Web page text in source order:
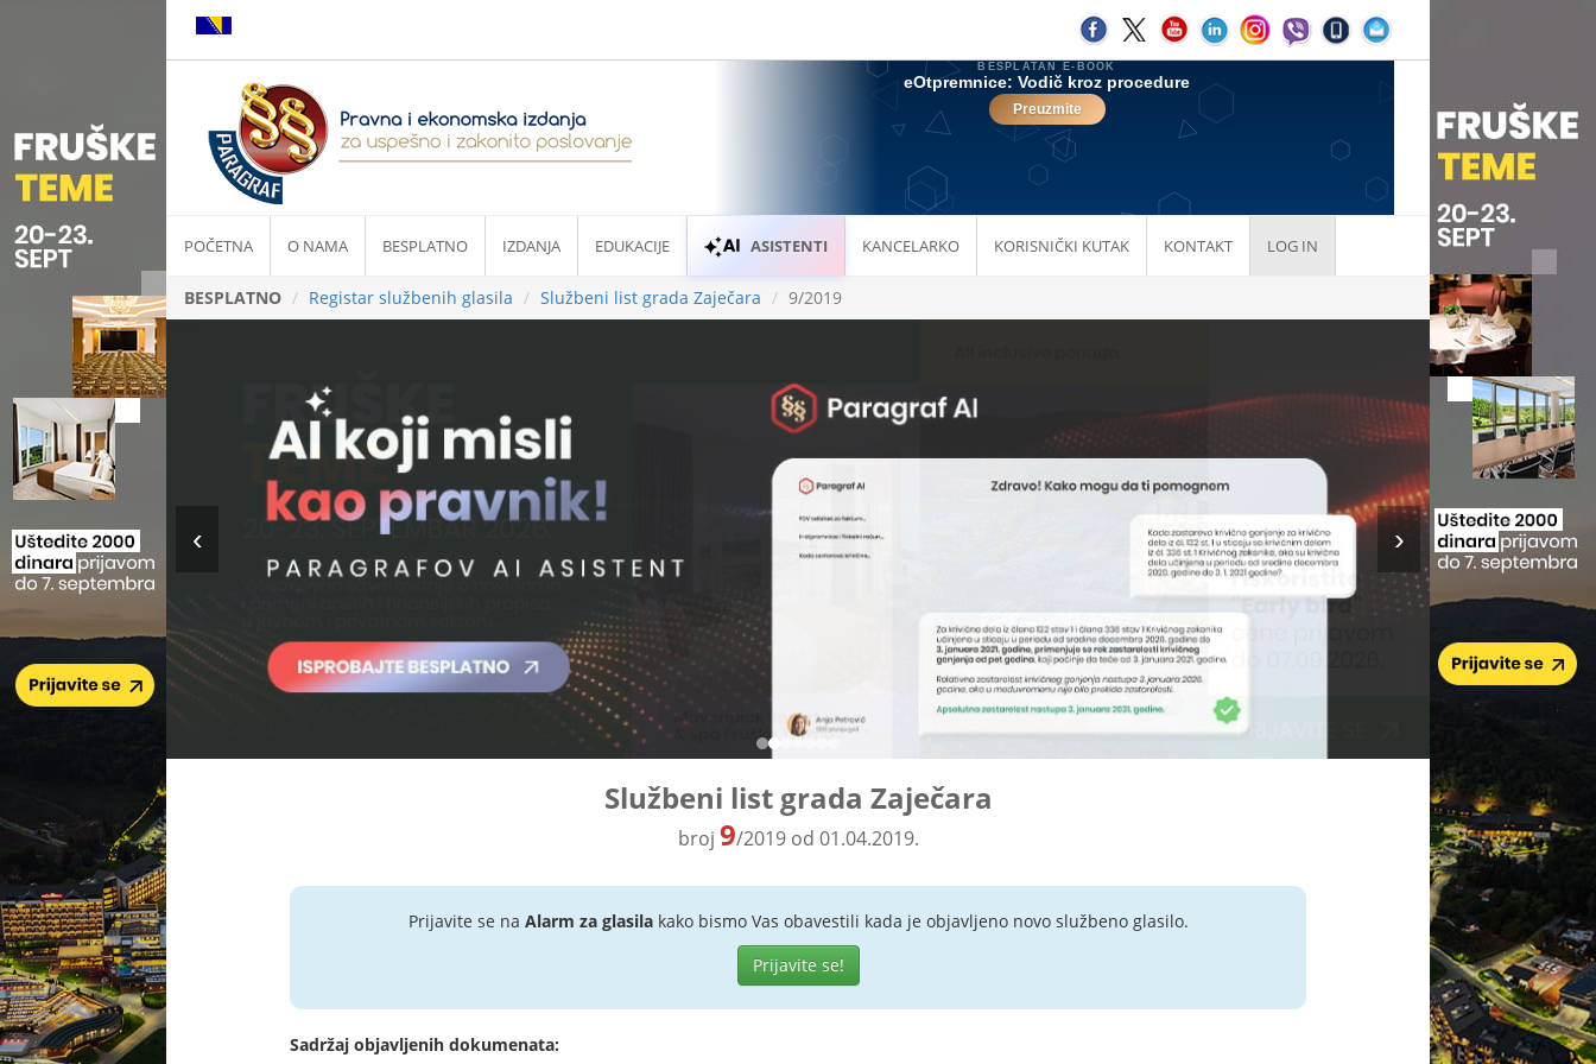
POČETNA O NAMA BESPLATNO IZDANJA EDUKACIJE ASISTENTI KANCELARKO KORISNIČKI KUTAK KONTAKT LOG IN
BESPLATNO Registar službenih glasila Službeni list grada Zaječara 9/2019
Službeni list grada Zaječara
broj 9/2019 od 01.04.2019.
Prijavite se na Alarm za glasilakako bismo Vas obavestili kada je objavljeno novo službeno glasilo.
Prijavite se!
Sadržaj objavljenih dokumenata: